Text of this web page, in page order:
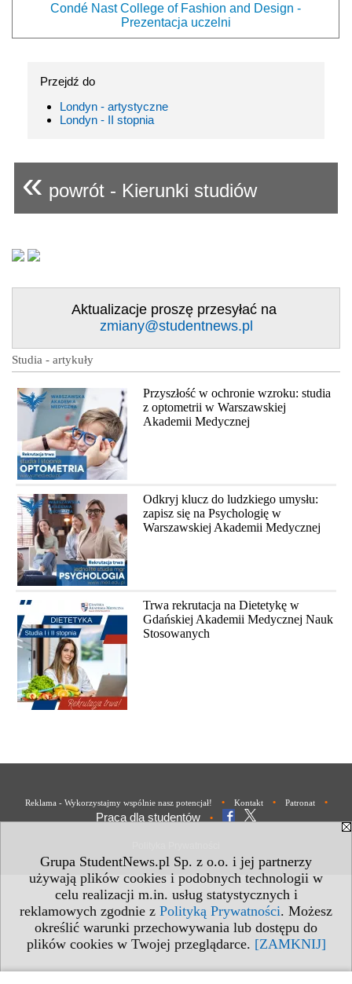
Grupa StudentNews.pl Sp. z o.o. i jej partnerzy
używają plików cookies i podobnych technologii w
celu realizacji m.in. usług statystycznych i
reklamowych zgodnie z Polityką Prywatności. Możesz
określić warunki przechowywania lub dostępu do
plików cookies w Twojej przeglądarce. [ZAMKNIJ]
Condé Nast College of Fashion and Design -
Prezentacja uczelni
Przejdź do
Londyn - artystyczne
Londyn - II stopnia
« powrót - Kierunki studiów
Aktualizacje proszę przesyłać na
zmiany@studentnews.pl
Studia - artykuły
Przyszłość w ochronie wzroku: studia
z optometrii w Warszawskiej
Akademii Medycznej
Odkryj klucz do ludzkiego umysłu:
zapisz się na Psychologię w
Warszawskiej Akademii Medycznej
Trwa rekrutacja na Dietetykę w
Gdańskiej Akademii Medycznej Nauk
Stosowanych
Reklama - Wykorzystajmy wspólnie nasz potencjał! • Kontakt • Patronat •
Praca dla studentów •